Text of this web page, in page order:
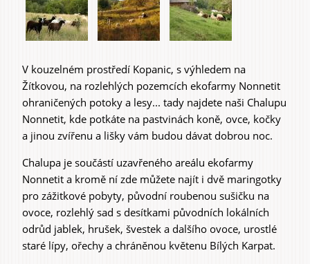
Experiences &
Agritourism
V kouzelném prostředí Kopanic, s výhledem na
Žítkovou, na rozlehlých pozemcích ekofarmy Nonnetit
ohraničených potoky a lesy... tady najdete naši Chalupu
Nonnetit, kde potkáte na pastvinách koně, ovce, kočky
a jinou zvířenu a lišky vám budou dávat dobrou noc.
Chalupa je součástí uzavřeného areálu ekofarmy
Nonnetit a kromě ní zde můžete najít i dvě maringotky
pro zážitkové pobyty, původní roubenou sušičku na
ovoce, rozlehlý sad s desítkami původních lokálních
odrůd jablek, hrušek, švestek a dalšího ovoce, urostlé
staré lípy, ořechy a chráněnou květenu Bílých Karpat.